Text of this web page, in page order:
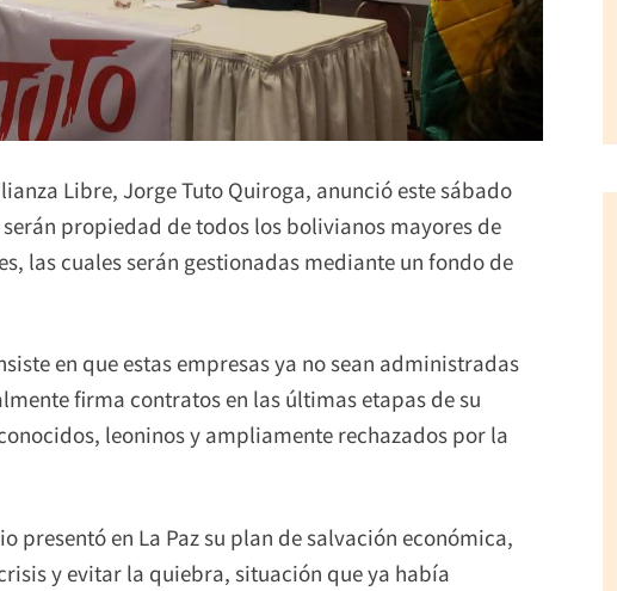
Libre, Jorge Tuto Quiroga, anunció este sábado
propiedad de todos los bolivianos mayores de
las cuales serán gestionadas mediante un fondo de
en que estas empresas ya no sean administradas
firma contratos en las últimas etapas de su
leoninos y ampliamente rechazados por la
presentó en La Paz su plan de salvación económica,
y evitar la quiebra, situación que ya había